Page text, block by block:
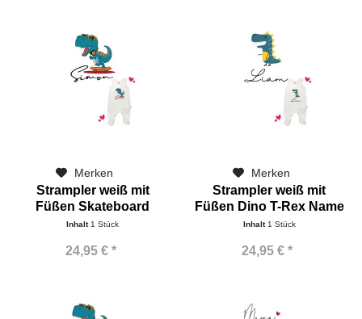
Merken
Strampler weiß mit
Füßen Skateboard
Dinorex Name
Inhalt 1 Stück
24,95 € *
Merken
Strampler weiß mit
Füßen Dino T-Rex Name
Inhalt 1 Stück
24,95 € *